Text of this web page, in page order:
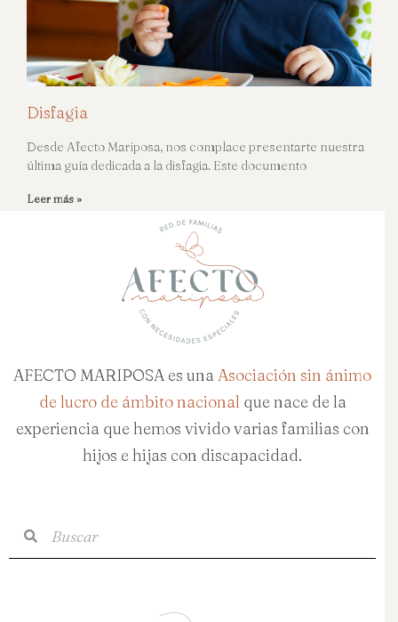
Disfagia
Desde Afecto Mariposa, nos complace presentarte nuestra
última guía dedicada a la disfagia. Este documento
Leer más »
AFECTO MARIPOSA es una Asociación sin ánimo
de lucro de ámbito nacional que nace de la
experiencia que hemos vivido varias familias con
hijos e hijas con discapacidad.
Buscar